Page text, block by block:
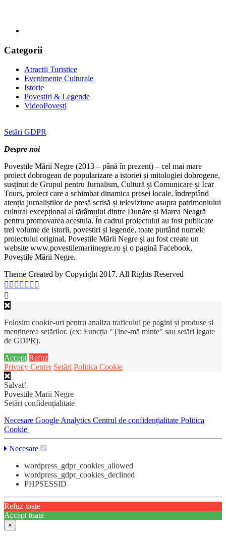
Categorii
Atractii Turistice
Evenimente Culturale
Istorie
Povestiri & Legende
VideoPovești
Setări GDPR
Despre noi
Poveștile Mării Negre (2013 – până în prezent) – cel mai mare
proiect dobrogean de popularizare a istoriei și mitologiei dobrogene,
susținut de Grupul pentru Jurnalism, Cultură și Comunicare și Icar
Tours, proiect care a schimbat dinamica presei locale, îndreptând
atenția jurnaliștilor de presă scrisă și televiziune asupra patrimoniului
cultural excepțional al tărâmului dintre Dunăre și Marea Neagră
pentru promovarea acestuia. În cadrul proiectului au fost publicate
trei volume de istorii, povestiri și legende, toate purtând numele
proiectului original, Poveștile Mării Negre și au fost create un
website www.povestilemariinegre.ro și o pagină Facebook,
Poveștile Mării Negre.
Theme Created by Copyright 2017. All Rights Reserved
Folosim cookie-uri pentru analiza traficului pe pagini și produse și
menținerea setărilor. (ex: Funcția "Ține-mă minte" sau setări legate
de GDPR).
Accept Refuz
Privacy Center Setări Politica Cookie
Salvat!
Povestile Marii Negre
Setări confidențialitate
Necesare Google Analytics Centrul de confidențialitate Politica
Cookie
Necesare
wordpress_gdpr_cookies_allowed
wordpress_gdpr_cookies_declined
PHPSESSID
Refuz toate
Accept toate
×